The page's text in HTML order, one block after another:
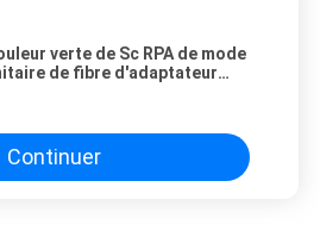
verte de Sc RPA de mode
de fibre d'adaptateur
Continuer